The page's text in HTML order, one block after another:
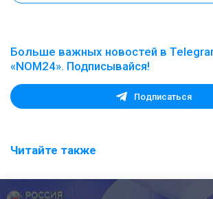
Больше важных новостей в
«NOM24». Подписывайся!
Подписаться
Читайте также